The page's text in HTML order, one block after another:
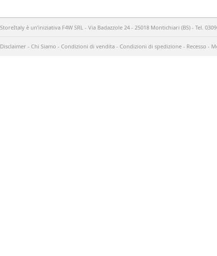
StoreItaly è un’iniziativa F4W SRL - Via Badazzole 24 - 25018 Montichiari (BS) - Tel.
Disclaimer - Chi Siamo - Condizioni di vendita - Condizioni di spedizione - Recesso -